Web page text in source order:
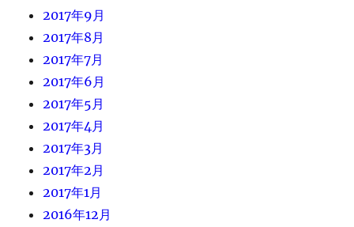
2017年9月
2017年8月
2017年7月
2017年6月
2017年5月
2017年4月
2017年3月
2017年2月
2017年1月
2016年12月